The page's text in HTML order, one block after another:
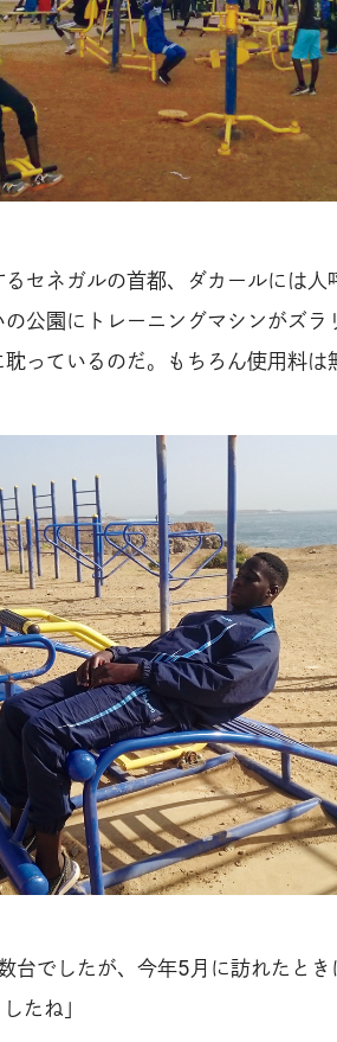
セネガルの首都、ダカールには
公園にトレーニングマシンがズラ
っているのだ。もちろん使用料は
台でしたが、今年5月に訪れたと
たね」